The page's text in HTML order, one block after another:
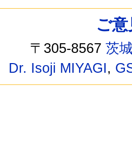
ご
〒305-8567茨
Dr. Isoji MIYAGI,